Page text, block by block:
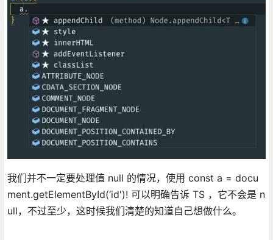
我们并不一定要处理值 null 的情况，使用 const a = docu
ment.getElementById(‘id')! 可以明确告诉 TS ，它不会是 n
ull，不过至少，这时候我们清楚的知道自己想做什么。